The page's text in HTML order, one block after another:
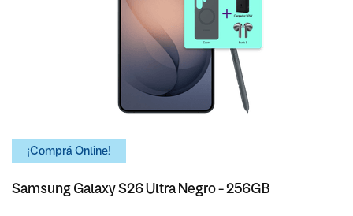
¡Comprá Online!
Samsung Galaxy S26 Ultra Negro - 256GB